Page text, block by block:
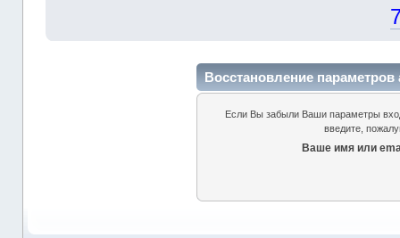
Восстановление параметров
Если Вы забыли Ваши параметры
введите,
Ваше имя или